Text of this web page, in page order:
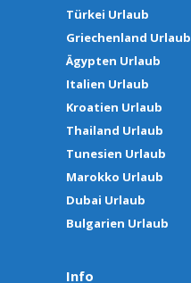
Türkei Urlaub
Griechenland Urlaub
Ägypten Urlaub
Italien Urlaub
Kroatien Urlaub
Thailand Urlaub
Tunesien Urlaub
Marokko Urlaub
Dubai Urlaub
Bulgarien Urlaub
Info